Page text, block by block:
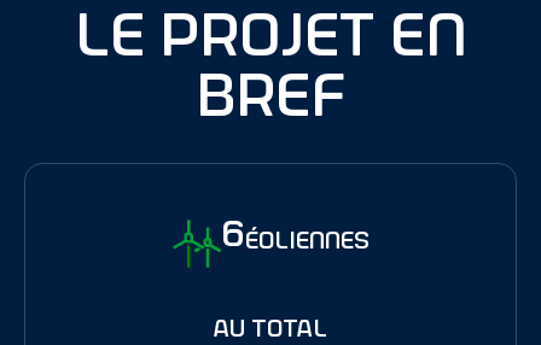
le projet en
bref
6éoliennes
au total